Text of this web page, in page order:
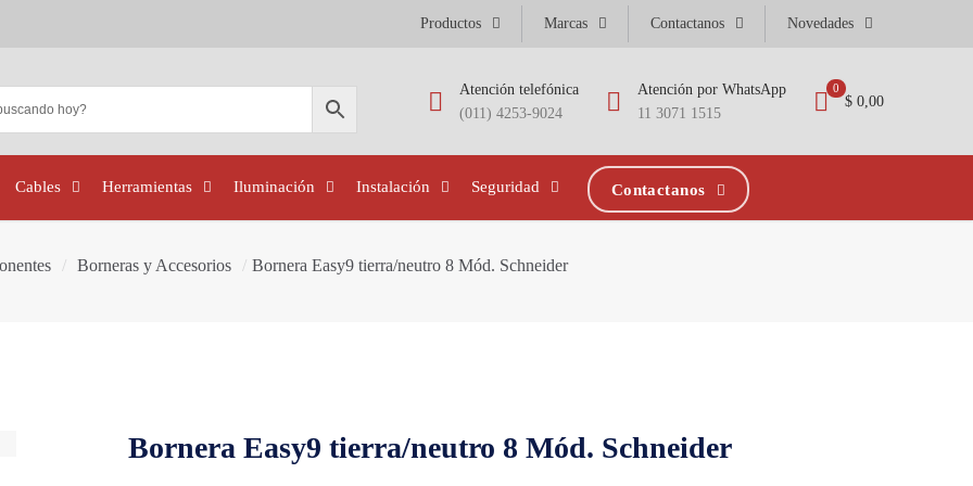
Productos Marcas Contactanos Novedades
Atención telefónica
(011) 4253-9024
Atención por WhatsApp
11 3071 1515
0
$ 0,00
Cables Herramientas Iluminación Instalación Seguridad Contactanos
/ Borneras y Accesorios / Bornera Easy9 tierra/neutro 8 Mód. Schneider
Bornera Easy9 tierra/neutro 8 Mód. Schneider